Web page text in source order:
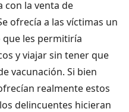
con la venta de
ofrecía a las víctimas un
que les permitiría
y viajar sin tener que
vacunación. Si bien
realmente estos
delincuentes hicieran